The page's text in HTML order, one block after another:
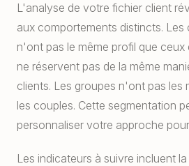
L'analyse de votre fichier client
aux comportements distincts. Les
n'ont pas le même profil que ceux
ne réservent pas de la même
clients. Les groupes n'ont pas les
les couples. Cette segmentation
personnaliser votre approche
Les indicateurs à suivre incluent